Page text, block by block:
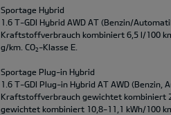
Sportage Hybrid
1.6 T-GDI Hybrid AWD AT (Benzin/
Kraftstoffverbrauch kombiniert 6,5 l/100
g/km. CO2 -Klasse E.
Sportage Plug-in Hybrid
1.6 T-GDI Plug-in Hybrid AT AWD (Benzin,
Kraftstoffverbrauch gewichtet kombiniert
gewichtet kombiniert 10,8-11,1 kWh/100